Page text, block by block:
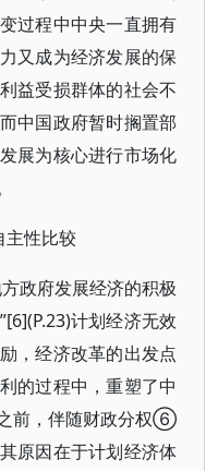
过程中中央一直拥有
又成为经济发展的保
益受损群体的社会不
中国政府暂时搁置部
展为核心进行市场化
主性比较
政府发展经济的积极
计划经济无效
，经济改革的出发点
的过程中，重塑了中
前，伴随财政分权⑥
原因在于计划经济体